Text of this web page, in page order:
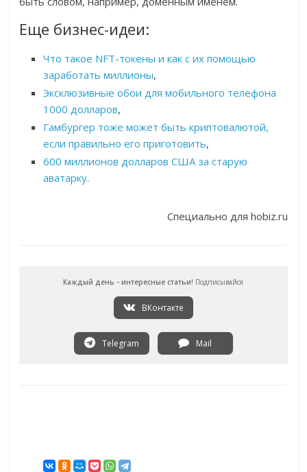
Еще бизнес-идеи:
Что такое NFT-токены и как с их помощью
заработать миллионы,
Эксклюзивные обои для мобильного телефона
1000 долларов,
Гамбургер тоже может быть криптовалютой,
если правильно его приготовить,
600 миллионов долларов США за старую
аватарку.
Специально для hobiz.ru
Каждый день - интересные статьи! Подписывайся
ВКонтакте
Telegram Mail